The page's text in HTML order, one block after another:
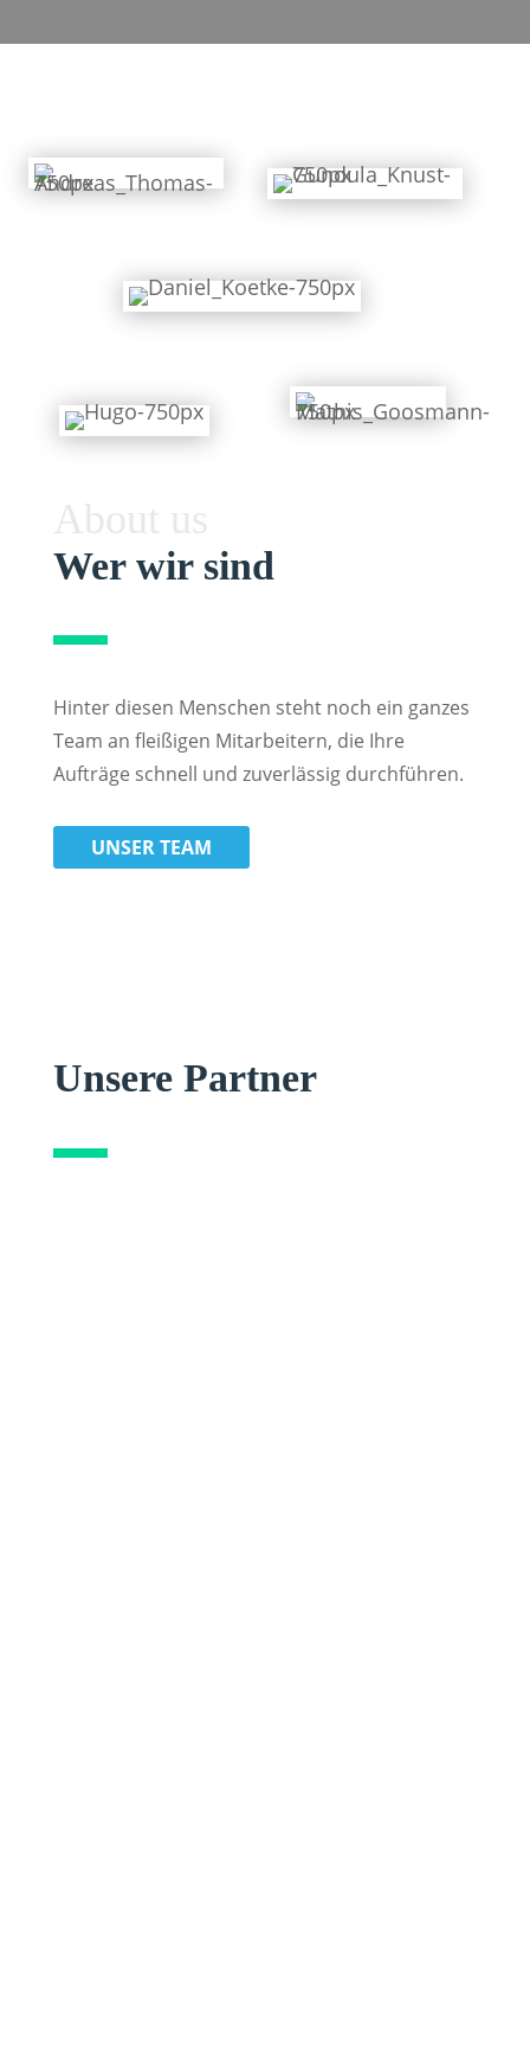
Wer wir sind
Hinter diesen Menschen steht noch ein ganzes
Team an fleißigen Mitarbeitern, die Ihre
Aufträge schnell und zuverlässig durchführen.
UNSER TEAM
Unsere Partner